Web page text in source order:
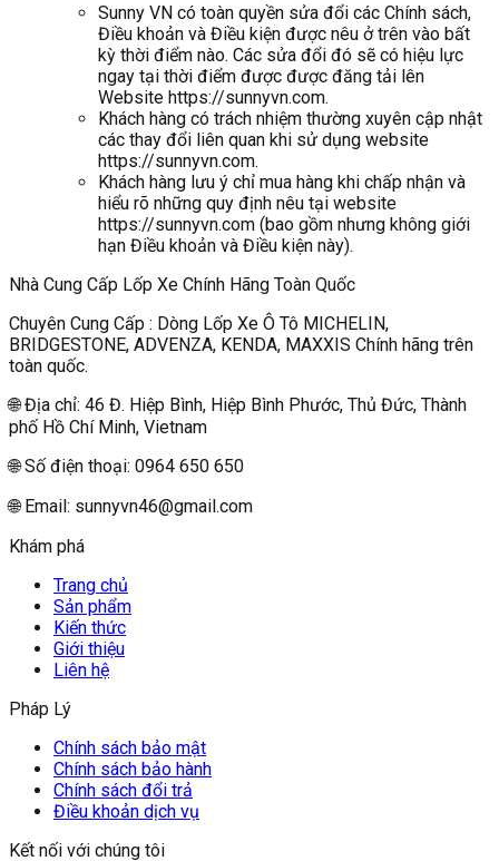
Sunny VN có toàn quyền sửa đổi các Chính sách,
Điều khoản và Điều kiện được nêu ở trên vào bất
kỳ thời điểm nào. Các sửa đổi đó sẽ có hiệu lực
ngay tại thời điểm được được đăng tải lên
Website https://sunnyvn.com.
Khách hàng có trách nhiệm thường xuyên cập nhật
các thay đổi liên quan khi sử dụng website
https://sunnyvn.com.
Khách hàng lưu ý chỉ mua hàng khi chấp nhận và
hiểu rõ những quy định nêu tại website
https://sunnyvn.com (bao gồm nhưng không giới
hạn Điều khoản và Điều kiện này).
Nhà Cung Cấp Lốp Xe Chính Hãng Toàn Quốc
Chuyên Cung Cấp : Dòng Lốp Xe Ô Tô MICHELIN,
BRIDGESTONE, ADVENZA, KENDA, MAXXIS Chính hãng trên
toàn quốc.
🌐 Địa chỉ: 46 Đ. Hiệp Bình, Hiệp Bình Phước, Thủ Đức, Thành
phố Hồ Chí Minh, Vietnam
🌐 Số điện thoại: 0964 650 650
🌐 Email: sunnyvn46@gmail.com
Khám phá
Trang chủ
Sản phẩm
Kiến thức
Giới thiệu
Liên hệ
Pháp Lý
Chính sách bảo mật
Chính sách bảo hành
Chính sách đổi trả
Điều khoản dịch vụ
Kết nối với chúng tôi